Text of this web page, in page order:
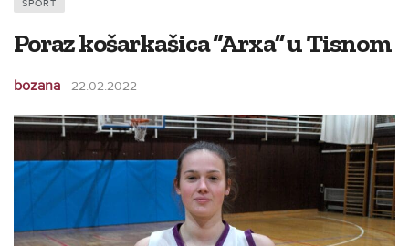
SPORT
Poraz košarkašica “Arxa” u Tisnom
bozana 22.02.2022